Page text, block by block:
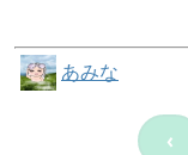
あみな
‹